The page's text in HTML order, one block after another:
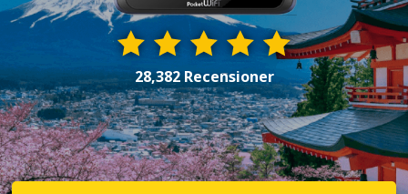
28,382 Recensioner